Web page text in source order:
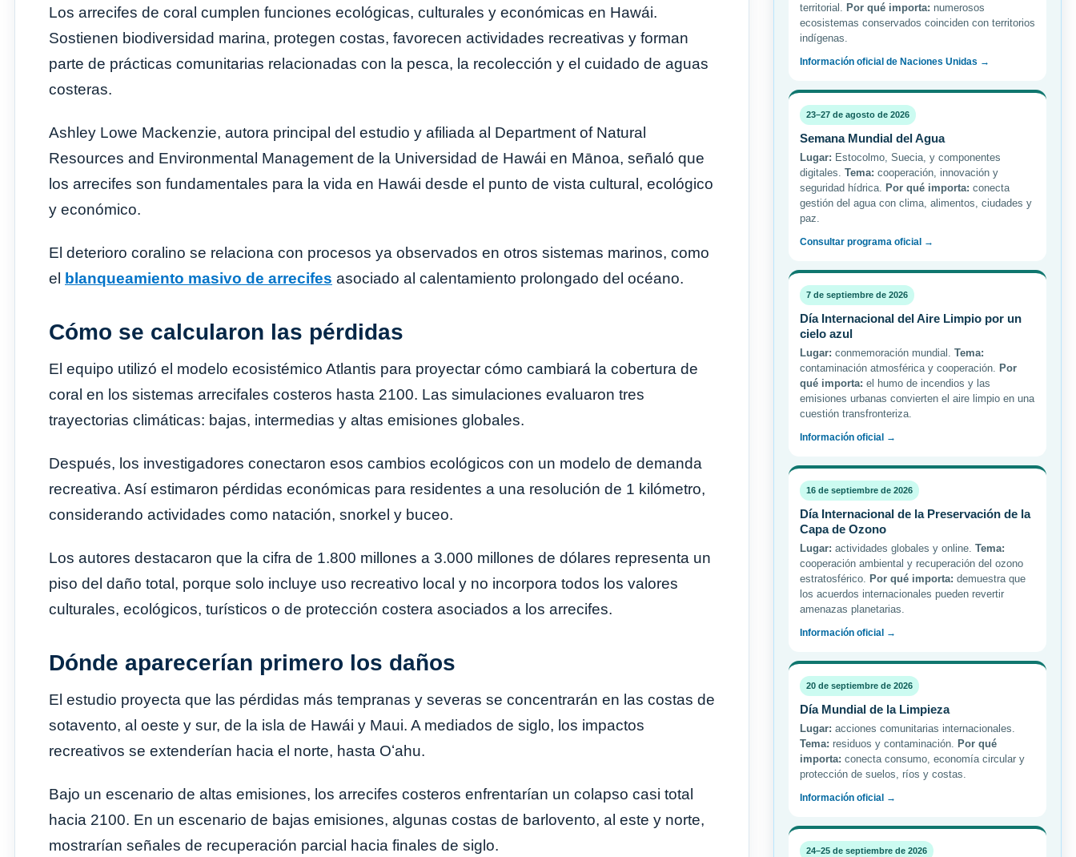
Los arrecifes de coral cumplen funciones ecológicas, culturales y económicas en Hawái.
Sostienen biodiversidad marina, protegen costas, favorecen actividades recreativas y forman
parte de prácticas comunitarias relacionadas con la pesca, la recolección y el cuidado de aguas
costeras.
Ashley Lowe Mackenzie, autora principal del estudio y afiliada al Department of Natural
Resources and Environmental Management de la Universidad de Hawái en Mānoa, señaló que
los arrecifes son fundamentales para la vida en Hawái desde el punto de vista cultural, ecológico
y económico.
El deterioro coralino se relaciona con procesos ya observados en otros sistemas marinos, como
el blanqueamiento masivo de arrecifes asociado al calentamiento prolongado del océano.
Cómo se calcularon las pérdidas
El equipo utilizó el modelo ecosistémico Atlantis para proyectar cómo cambiará la cobertura de
coral en los sistemas arrecifales costeros hasta 2100. Las simulaciones evaluaron tres
trayectorias climáticas: bajas, intermedias y altas emisiones globales.
Después, los investigadores conectaron esos cambios ecológicos con un modelo de demanda
recreativa. Así estimaron pérdidas económicas para residentes a una resolución de 1 kilómetro,
considerando actividades como natación, snorkel y buceo.
Los autores destacaron que la cifra de 1.800 millones a 3.000 millones de dólares representa un
piso del daño total, porque solo incluye uso recreativo local y no incorpora todos los valores
culturales, ecológicos, turísticos o de protección costera asociados a los arrecifes.
Dónde aparecerían primero los daños
El estudio proyecta que las pérdidas más tempranas y severas se concentrarán en las costas de
sotavento, al oeste y sur, de la isla de Hawái y Maui. A mediados de siglo, los impactos
recreativos se extenderían hacia el norte, hasta Oʻahu.
Bajo un escenario de altas emisiones, los arrecifes costeros enfrentarían un colapso casi total
hacia 2100. En un escenario de bajas emisiones, algunas costas de barlovento, al este y norte,
mostrarían señales de recuperación parcial hacia finales de siglo.
territorial. Por qué importa: numerosos
ecosistemas conservados coinciden con territorios
indígenas.
Información oficial de Naciones Unidas →
23–27 de agosto de 2026
Semana Mundial del Agua
Lugar: Estocolmo, Suecia, y componentes
digitales. Tema: cooperación, innovación y
seguridad hídrica. Por qué importa: conecta
gestión del agua con clima, alimentos, ciudades y
paz.
Consultar programa oficial →
7 de septiembre de 2026
Día Internacional del Aire Limpio por un
cielo azul
Lugar: conmemoración mundial. Tema:
contaminación atmosférica y cooperación. Por
qué importa: el humo de incendios y las
emisiones urbanas convierten el aire limpio en una
cuestión transfronteriza.
Información oficial →
16 de septiembre de 2026
Día Internacional de la Preservación de la
Capa de Ozono
Lugar: actividades globales y online. Tema:
cooperación ambiental y recuperación del ozono
estratosférico. Por qué importa: demuestra que
los acuerdos internacionales pueden revertir
amenazas planetarias.
Información oficial →
20 de septiembre de 2026
Día Mundial de la Limpieza
Lugar: acciones comunitarias internacionales.
Tema: residuos y contaminación. Por qué
importa: conecta consumo, economía circular y
protección de suelos, ríos y costas.
Información oficial →
24–25 de septiembre de 2026